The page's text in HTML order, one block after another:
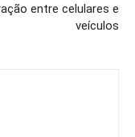
entre celulares e
veículos